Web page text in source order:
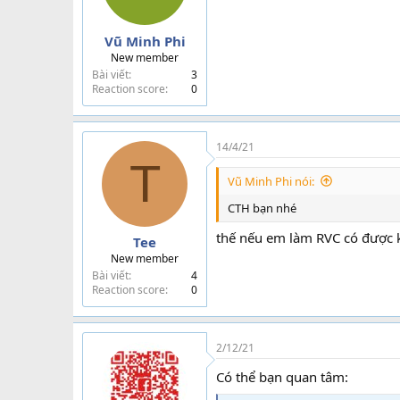
Vũ Minh Phi
New member
Bài viết
3
Reaction score
0
T
Tee
New member
Bài viết
4
Reaction score
0
14/4/21
Vũ Minh Phi nói:
CTH bạn nhé
thế nếu em làm RVC có được
2/12/21
Có thể bạn quan tâm: